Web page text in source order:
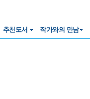
추천도서 작가와의 만남